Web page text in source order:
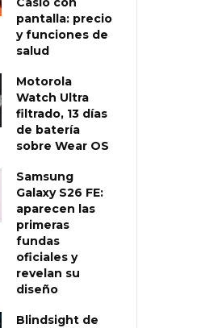
pantalla: precio
y funciones de
salud
Motorola
Watch Ultra
filtrado, 13 días
de batería
sobre Wear OS
Samsung
Galaxy S26 FE:
aparecen las
primeras
fundas
oficiales y
revelan su
diseño
Blindsight de